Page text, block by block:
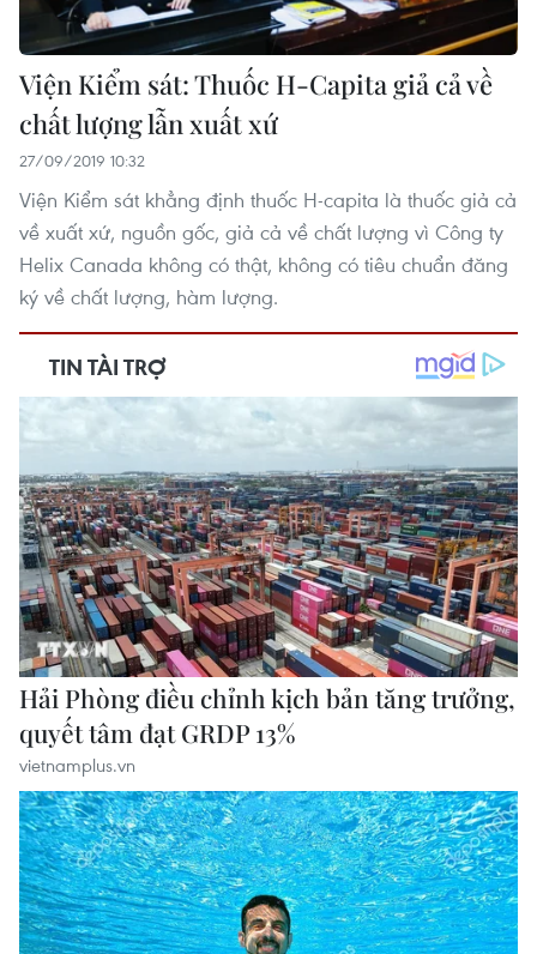
Viện Kiểm sát: Thuốc H-Capita giả cả về
chất lượng lẫn xuất xứ
27/09/2019 10:32
Viện Kiểm sát khẳng định thuốc H-capita là thuốc giả cả
về xuất xứ, nguồn gốc, giả cả về chất lượng vì Công ty
Helix Canada không có thật, không có tiêu chuẩn đăng
ký về chất lượng, hàm lượng.